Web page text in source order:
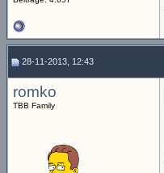
28-11-2013, 12:43
romko
TBB Family